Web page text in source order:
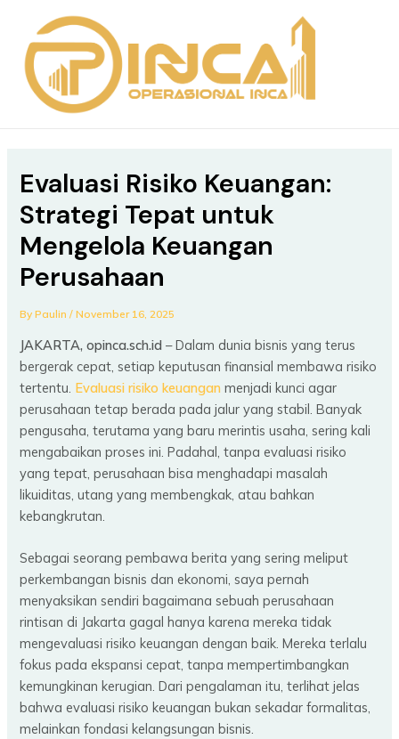
content
Evaluasi Risiko Keuangan:
Strategi Tepat untuk
Mengelola Keuangan
Perusahaan
ByPaulin/November 16, 2025
JAKARTA, opinca.sch.id – Dalam dunia bisnis yang terus
bergerak cepat, setiap keputusan finansial membawa risiko
tertentu. Evaluasi risiko keuangan menjadi kunci agar
perusahaan tetap berada pada jalur yang stabil. Banyak
pengusaha, terutama yang baru merintis usaha, sering kali
mengabaikan proses ini. Padahal, tanpa evaluasi risiko
yang tepat, perusahaan bisa menghadapi masalah
likuiditas, utang yang membengkak, atau bahkan
kebangkrutan.
Sebagai seorang pembawa berita yang sering meliput
perkembangan bisnis dan ekonomi, saya pernah
menyaksikan sendiri bagaimana sebuah perusahaan
rintisan di Jakarta gagal hanya karena mereka tidak
mengevaluasi risiko keuangan dengan baik. Mereka terlalu
fokus pada ekspansi cepat, tanpa mempertimbangkan
kemungkinan kerugian. Dari pengalaman itu, terlihat jelas
bahwa evaluasi risiko keuangan bukan sekadar formalitas,
melainkan fondasi kelangsungan bisnis.
navigation